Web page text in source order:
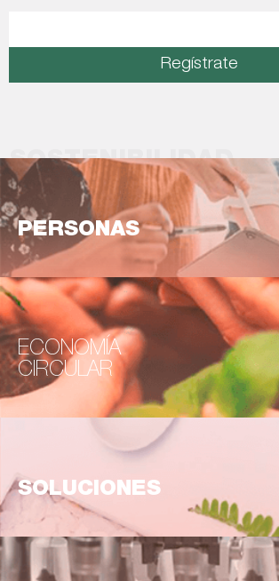
Regístrate
SOSTENIBILIDAD
PERSONAS
ECONOMÍA
CIRCULAR
SOLUCIONES